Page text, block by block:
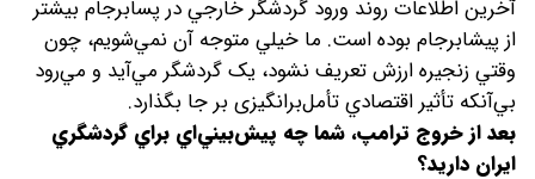
آخرين اطلاعات روند ورود گردشگر خارجي در پسابرجام بيشتر
از پيشابرجام بوده است. ما خيلي متوجه آن نمي‌شويم، چون
وقتي زنجيره ارزش تعريف نشود، يک گردشگر مي‌آيد و مي‌رود
بي‌آنکه تأثير اقتصادي تأمل‌برانگیزی بر جا بگذارد.
بعد از خروج ترامپ، شما چه پيش‌بيني‌اي براي گردشگري
ايران داريد؟